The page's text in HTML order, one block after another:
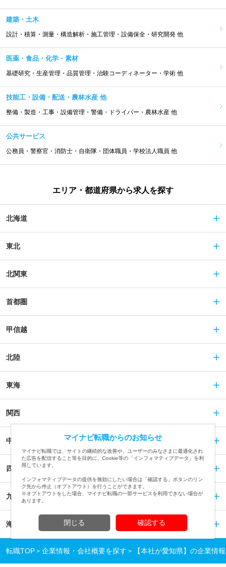
建築・土木
設計・積算・測量・構造解析・施工管理・設備保全・研究開発 他
医薬・食品・化学・素材
基礎研究・生産管理・品質管理・治験コーディネーター・学術 他
技能工・設備・配送・農林水産 他
整備・製造・工事・設備管理・警備・ドライバー・農林水産 他
公共サービス
公務員・警察官・消防士・自衛隊・団体職員・学校法人職員 他
エリア・都道府県から求人を探す
北海道
東北
北関東
首都圏
甲信越
北陸
東海
関西
中国
四国
九州
海外
転職TOP 企業情報・会社概要を探す 【本社が愛知県】の企業情
マイナビ転職からのお知らせ
マイナビ転職では、サイトの継続的な改善や、ユーザーのみなさまに最適化され
た広告を配信すること等を目的に、Cookie等の「インフォマティブデータ」を利
用しています。
インフォマティブデータの提供を無効にしたい場合は「確認する」ボタンのリン
ク先から停止（オプトアウト）を行うことができます。
※オプトアウトをした場合、マイナビ転職の一部サービスを利用できない場合が
あります。
閉じる 確認する